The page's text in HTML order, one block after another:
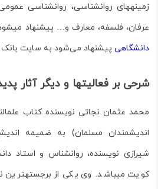
زمینه­های روان­شناسی، روان­شناسی
عرفان، فلسفه، معارف و… پیشنهاد
دانشگاهی پیشنهاد می‌شود به سایت بانک
شرحی بر فعالیت­ها و دیگر آثار
محمد عثمان نجاتی نویسنده کتاب
اندیش­مندان مسلمان) به ضمیمه
شیرازی نویسنده، روان­شناس و استاد
کویت می­باشد. وی یکی از برجسته­ترین